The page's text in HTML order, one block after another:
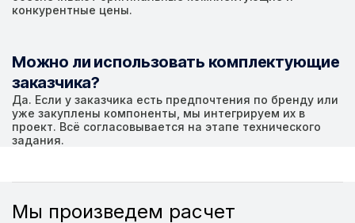
конкурентные цены.
Можно ли использовать комплектующие
заказчика?
Да. Если у заказчика есть предпочтения по бренду или
уже закуплены компоненты, мы интегрируем их в
проект. Всё согласовывается на этапе технического
задания.
Мы произведем расчет